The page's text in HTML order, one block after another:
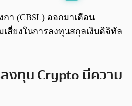
0:00
า (CBSL) ออกมาเตือน
สี่ยงในการลงทุนสกุลเงินดิจิทัล
ลงทุน Crypto มีความ